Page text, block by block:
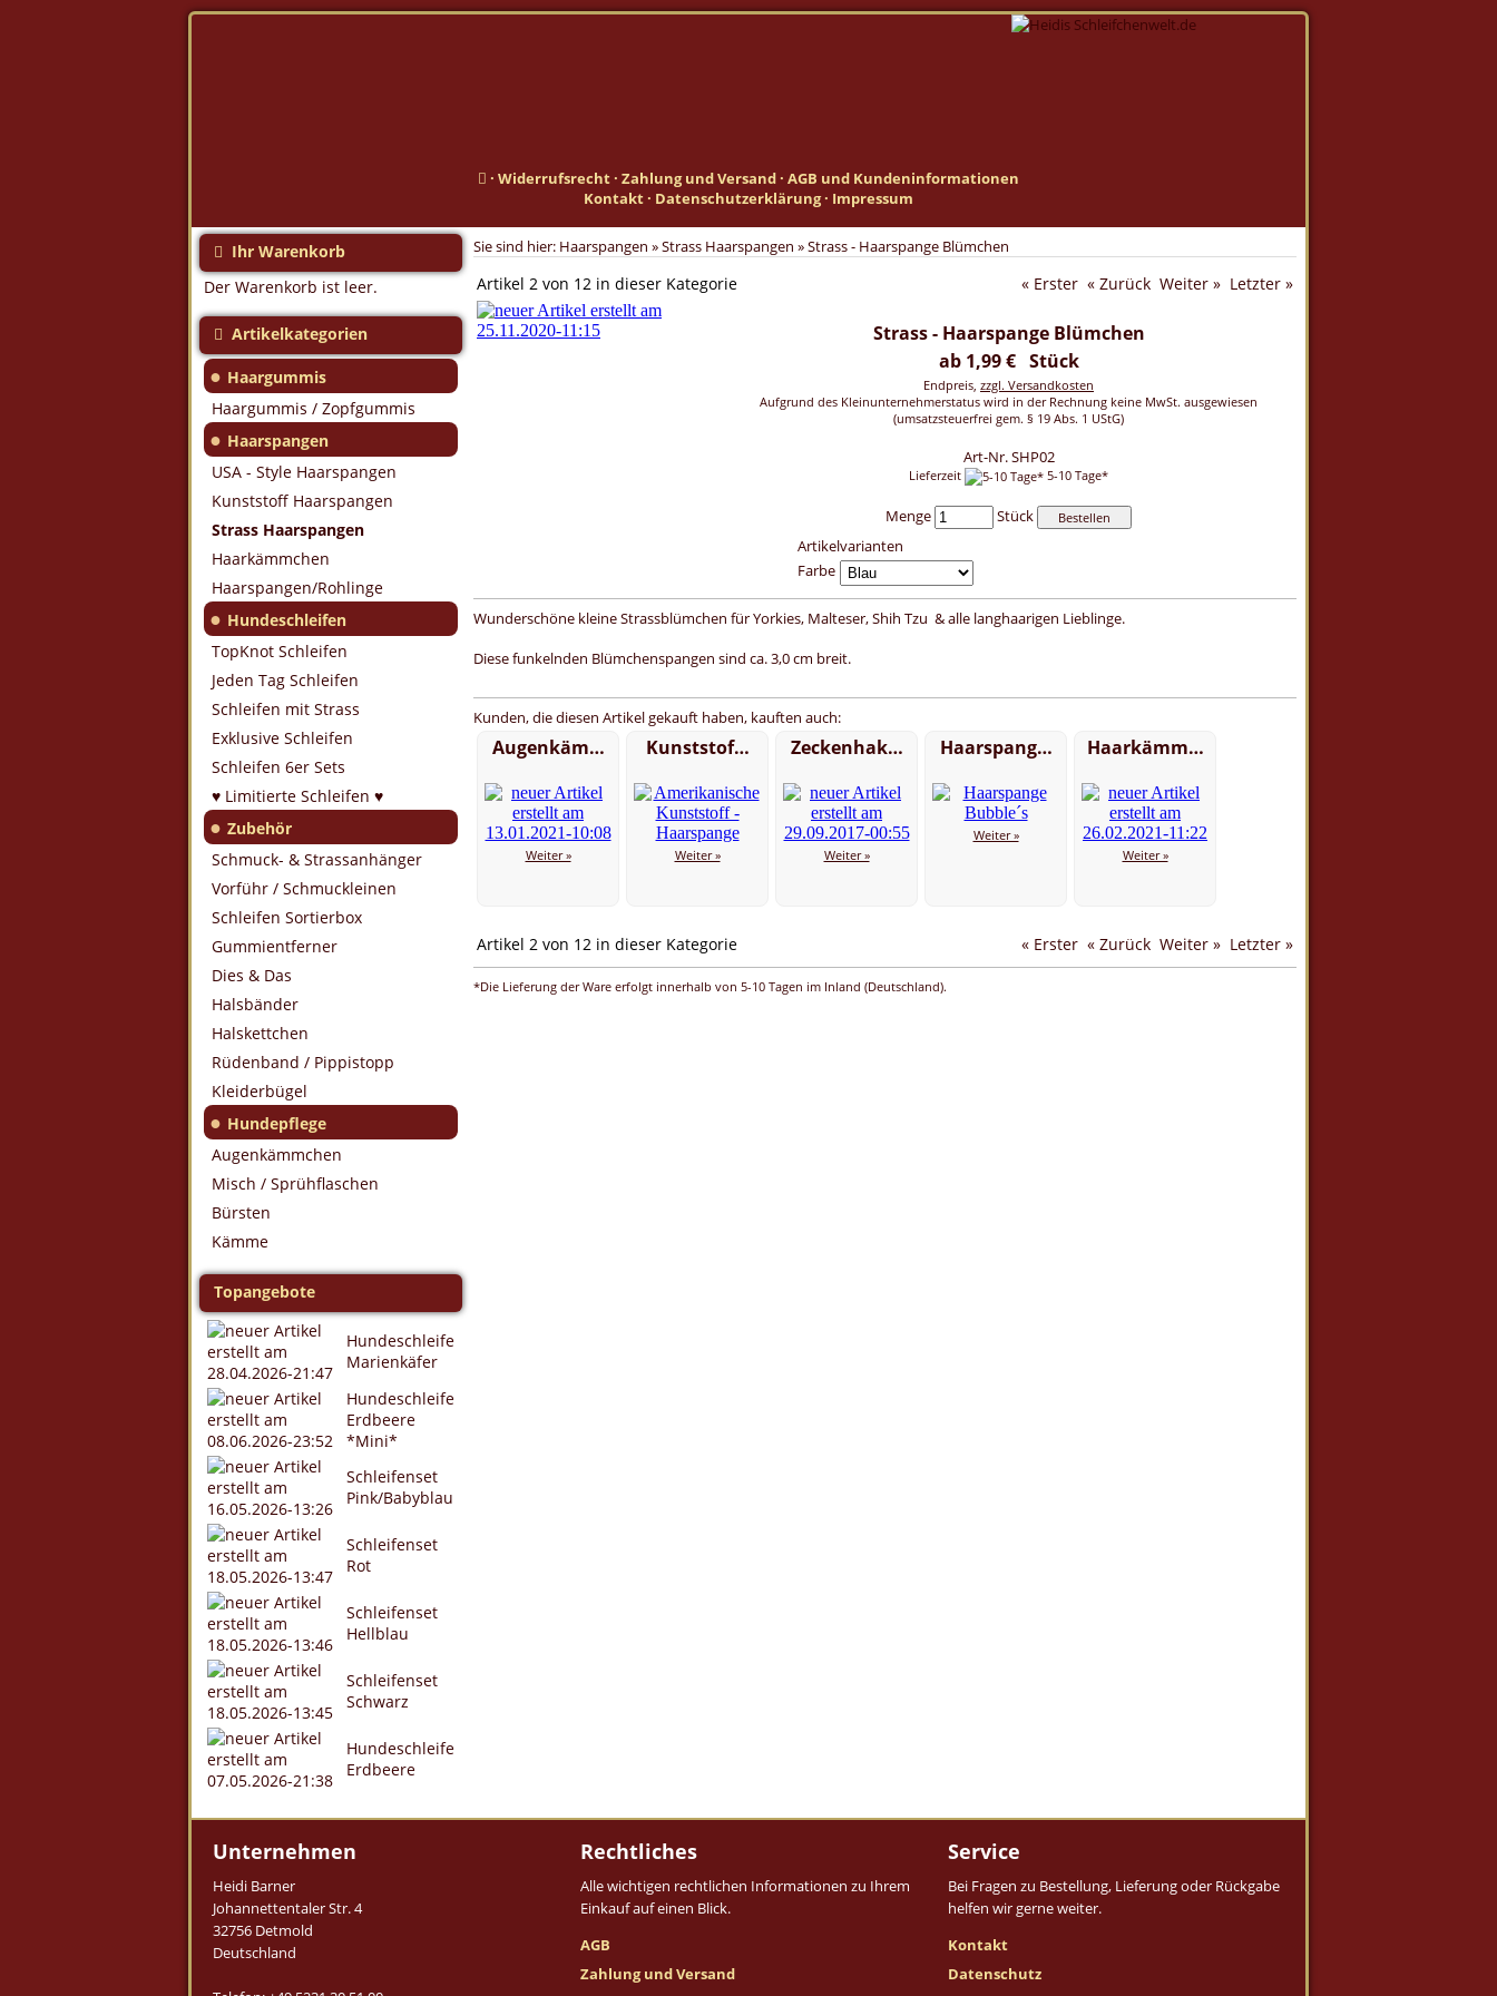
· Widerrufsrecht· Zahlung und Versand· AGB und Kundeninformationen
Kontakt· Datenschutzerklärung· Impressum
Ihr Warenkorb
Der Warenkorb ist leer.
Artikelkategorien
● Haargummis
Haargummis / Zopfgummis
● Haarspangen
USA - Style Haarspangen
Kunststoff Haarspangen
Strass Haarspangen
Haarkämmchen
Haarspangen/Rohlinge
● Hundeschleifen
TopKnot Schleifen
Jeden Tag Schleifen
Schleifen mit Strass
Exklusive Schleifen
Schleifen 6er Sets
♥ Limitierte Schleifen ♥
● Zubehör
Schmuck- & Strassanhänger
Vorführ / Schmuckleinen
Schleifen Sortierbox
Gummientferner
Dies & Das
Halsbänder
Halskettchen
Rüdenband / Pippistopp
Kleiderbügel
● Hundepflege
Augenkämmchen
Misch / Sprühflaschen
Bürsten
Kämme
Topangebote
Hundeschleife
Marienkäfer
Hundeschleife
Erdbeere
*Mini*
Schleifenset
Pink/Babyblau
Schleifenset
Rot
Schleifenset
Hellblau
Schleifenset
Schwarz
Hundeschleife
Erdbeere
Sie sind hier: Haarspangen »Strass Haarspangen »Strass - Haarspange Blümchen
Artikel 2 von 12 in dieser Kategorie « Erster « Zurück Weiter » Letzter »
Strass - Haarspange Blümchen
ab 1,99 € Stück
Endpreis, zzgl. Versandkosten
Aufgrund des Kleinunternehmerstatus wird in der Rechnung keine MwSt. ausgewiesen
(umsatzsteuerfrei gem. § 19 Abs. 1 UStG)
Art-Nr. SHP02
Lieferzeit 5-10 Tage*
Menge
Stück
Artikelvarianten
Farbe
Wunderschöne kleine Strassblümchen für Yorkies, Malteser, Shih Tzu & alle langhaarigen Lieblinge.
Diese funkelnden Blümchenspangen sind ca. 3,0 cm breit.
Kunden, die diesen Artikel gekauft haben, kauften auch:
Augenkäm…
Weiter »
Kunststof…
Weiter »
Zeckenhak…
Weiter »
Haarspang…
Weiter »
Haarkämm…
Weiter »
Artikel 2 von 12 in dieser Kategorie « Erster « Zurück Weiter » Letzter »
*Die Lieferung der Ware erfolgt innerhalb von 5-10 Tagen im Inland (Deutschland).
Unternehmen
Heidi Barner
Johannettentaler Str. 4
32756 Detmold
Deutschland
Rechtliches
Alle wichtigen rechtlichen Informationen zu Ihrem
Einkauf auf einen Blick.
AGB
Zahlung und Versand
Service
Bei Fragen zu Bestellung, Lieferung oder Rückgabe
helfen wir gerne weiter.
Kontakt
Datenschutz